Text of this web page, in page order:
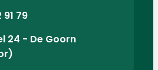
79
24 - De Goorn